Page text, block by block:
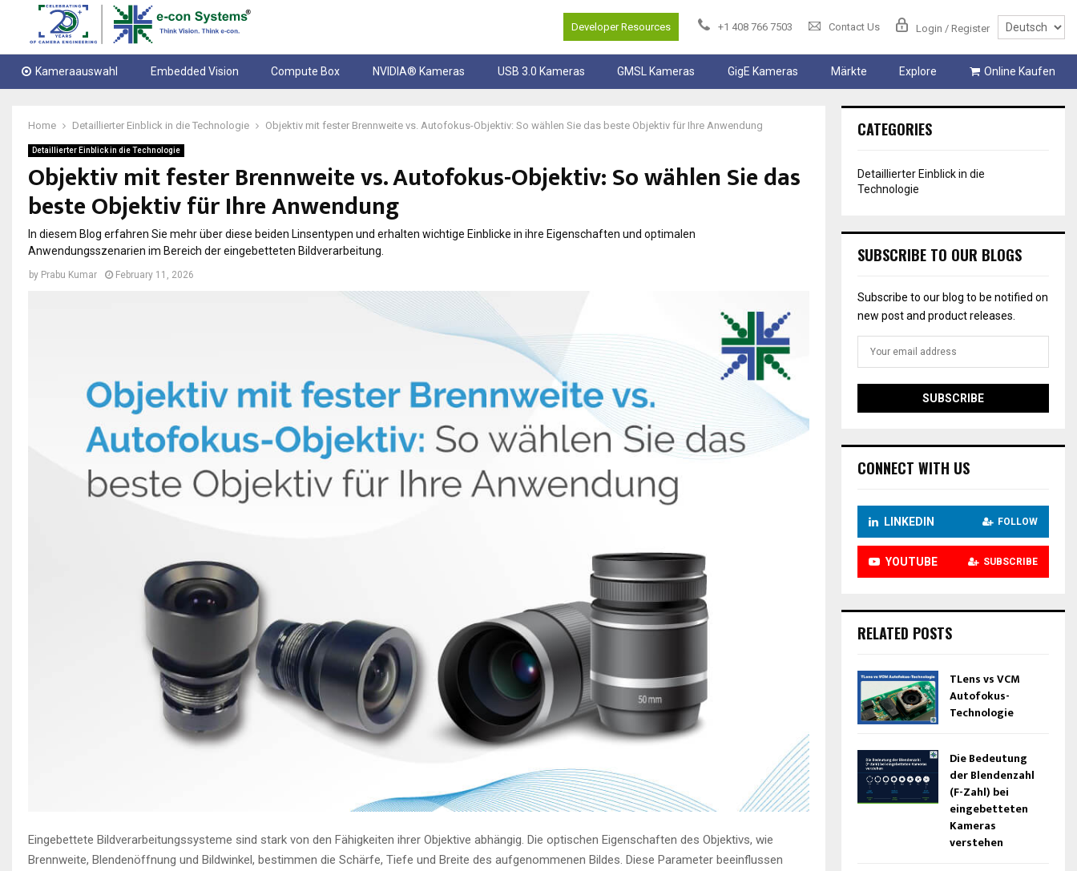
Developer Resources +1 408 766 7503 Contact Us Login / Register
Kameraauswahl Embedded Vision Compute Box NVIDIA® Kameras USB 3.0 Kameras GMSL Kameras GigE Kameras Märkte Explore Online Kaufen
Home Detaillierter Einblick in die Technologie Objektiv mit fester Brennweite vs. Autofokus-Objektiv: So wählen Sie das beste Objektiv für Ihre Anwendung
Detaillierter Einblick in die Technologie
Objektiv mit fester Brennweite vs. Autofokus-Objektiv: So wählen Sie das
beste Objektiv für Ihre Anwendung
In diesem Blog erfahren Sie mehr über diese beiden Linsentypen und erhalten wichtige Einblicke in ihre Eigenschaften und optimalen
Anwendungsszenarien im Bereich der eingebetteten Bildverarbeitung.
by Prabu Kumar February 11, 2026
Eingebettete Bildverarbeitungssysteme sind stark von den Fähigkeiten ihrer Objektive abhängig. Die optischen Eigenschaften des Objektivs, wie
Brennweite, Blendenöffnung und Bildwinkel, bestimmen die Schärfe, Tiefe und Breite des aufgenommenen Bildes. Diese Parameter beeinflussen
CATEGORIES
Detaillierter Einblick in die
Technologie
SUBSCRIBE TO OUR BLOGS
Subscribe to our blog to be notified on
new post and product releases.
CONNECT WITH US
LINKEDIN FOLLOW
YOUTUBE SUBSCRIBE
RELATED POSTS
TLens vs VCM
Autofokus-
Technologie
Die Bedeutung
der Blendenzahl
(F-Zahl) bei
eingebetteten
Kameras
verstehen